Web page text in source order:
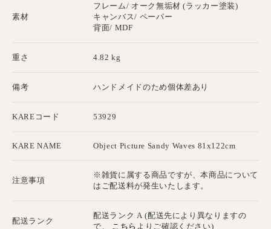
素材
フレーム/ オーク無垢材 (ラッカー塗装)
キャンバス/ ペーパー
背面/ MDF
重さ 4.82 kg
備考 ハンドメイドのため個体差あり
KAREコード 53929
KARE NAME Object Picture Sandy Waves 81x122cm
注意事項
※雑貨に属する商品ですが、本商品について
はご配送料が発生いたします。
配送ランク
配送ランク A (配送先により異なりますの
で、
こちら よりご確認ください)